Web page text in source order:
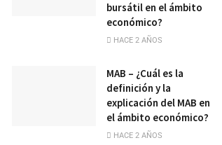
bursátil en el ámbito
económico?
HACE 2 AÑOS
MAB – ¿Cuál es la
definición y la
explicación del MAB en
el ámbito económico?
HACE 2 AÑOS